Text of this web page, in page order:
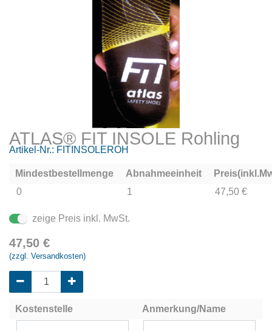
ATLAS® FIT INSOLE Rohling
Artikel-Nr.: FITINSOLEROH
Mindestbestellmenge Abnahmeeinheit
0
1 47,50 €
zeige Preis inkl. MwSt.
47,50 €
(zzgl. Versandkosten)
Kostenstelle Anmerkung/Name